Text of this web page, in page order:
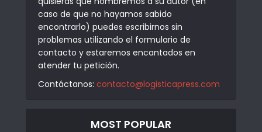
caso de que no hayamos sabido
encontrarlo) puedes escribirnos sin
problemas utilizando el formulario de
contacto y estaremos encantados en
atender tu petición.
Contáctanos: contacto@logisticapress.com
MOST POPULAR